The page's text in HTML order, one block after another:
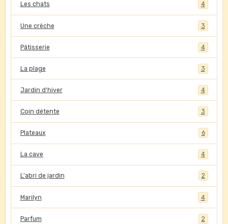
Les chats 4
Une crèche 3
Pâtisserie 4
La plage 3
Jardin d'hiver 4
Coin détente 3
Plateaux 6
La cave 4
L'abri de jardin 2
Marilyn 4
Parfum 2